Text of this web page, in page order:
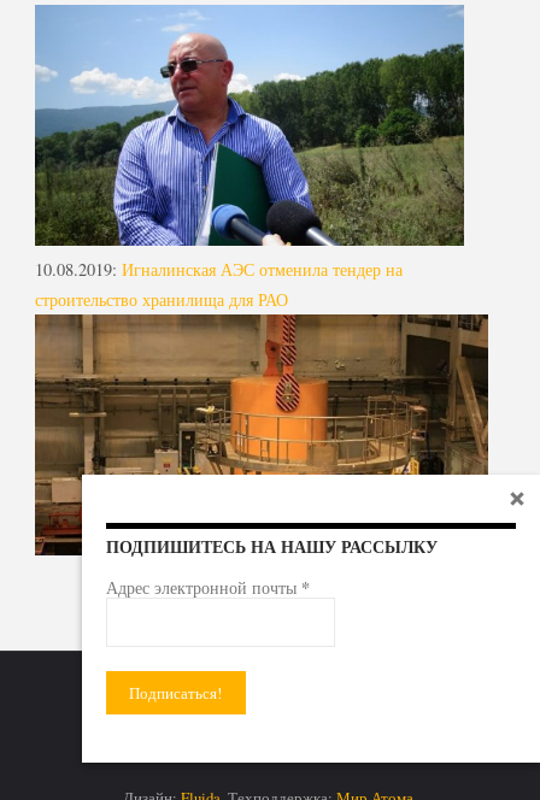
10.08.2019: Игналинская АЭС отменила тендер на
строительство хранилища для РАО
ПОДПИШИТЕСЬ НА НАШУ РАССЫЛКУ
Адрес электронной почты *